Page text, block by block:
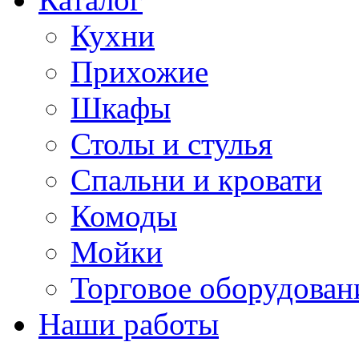
Кухни
Прихожие
Шкафы
Столы и стулья
Спальни и кровати
Комоды
Мойки
Торговое
Наши работы